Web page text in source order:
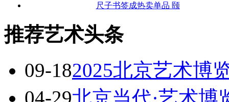
尺子书签成热卖单品 颐
推荐艺术头条
09-182025北京艺术博
04-29北京当代·艺术博